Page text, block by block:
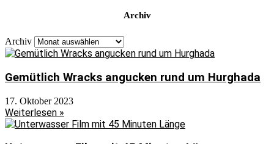
Archiv
Archiv
Gemütlich Wracks angucken rund um Hurghada
17. Oktober 2023
Weiterlesen »